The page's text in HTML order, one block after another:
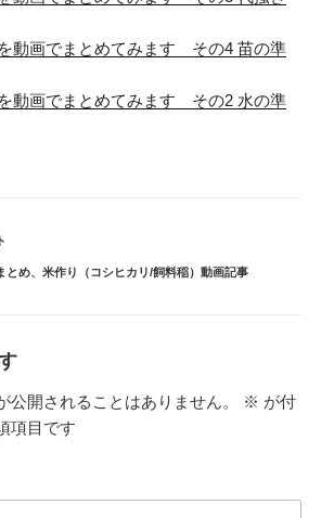
動画でまとめてみます その4 苗の準
動画でまとめてみます その2 水の準
とめ、 米作り（コシヒカリ/飼料稲）動画記事
公開されることはありません。 ※ が付
項目です